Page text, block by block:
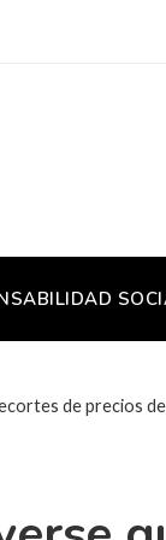
de precios de